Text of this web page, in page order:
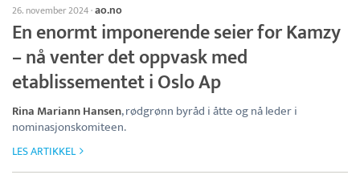
26. november 2024·ao.no
En enormt imponerende seier for Kamzy
– nå venter det oppvask med
etablissementet i Oslo Ap
Rina Mariann Hansen, rødgrønn byråd i åtte og nå leder i
nominasjonskomiteen.
LES ARTIKKEL